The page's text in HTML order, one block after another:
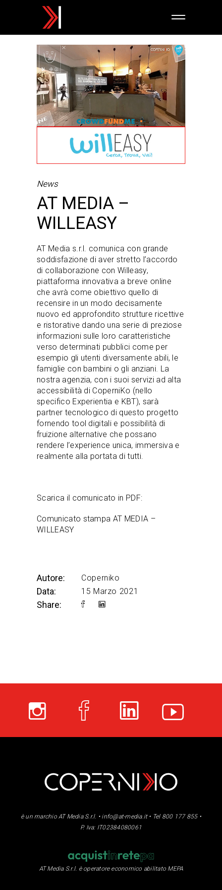
News
AT MEDIA –
WILLEASY
AT Media s.r.l. comunica con grande
soddisfazione di aver stretto l’accordo
di collaborazione con Willeasy,
piattaforma innovativa a breve online
che avrà come obiettivo quello di
recensire in un modo decisamente
nuovo ed approfondito strutture ricettive
e ristorative dando una serie di preziose
informazioni sulle loro caratteristiche
verso determinati pubblici come per
esempio gli utenti diversamente abili, le
famiglie con bambini o gli anziani. La
nostra agenzia, con i suoi servizi ad alta
accessibilità di CoperniKo (nello
specifico Experientia e KBT), sarà
partner tecnologico di questo progetto
fornendo tool digitali e possibilità di
fruizione alternative che possano
rendere l’experience unica, immersiva e
realmente alla portata di tutti.
Scarica il comunicato in PDF:
Comunicato stampa AT MEDIA –
WILLEASY
Autore: Coperniko
Data: 15 Marzo 2021
Share:
è un marchio AT Media S.r.l. • info@at-media.it• Tel 800 177 855 •
P. Iva: IT02384080061
AT Media S.r.l. è operatore economico abilitato MEPA